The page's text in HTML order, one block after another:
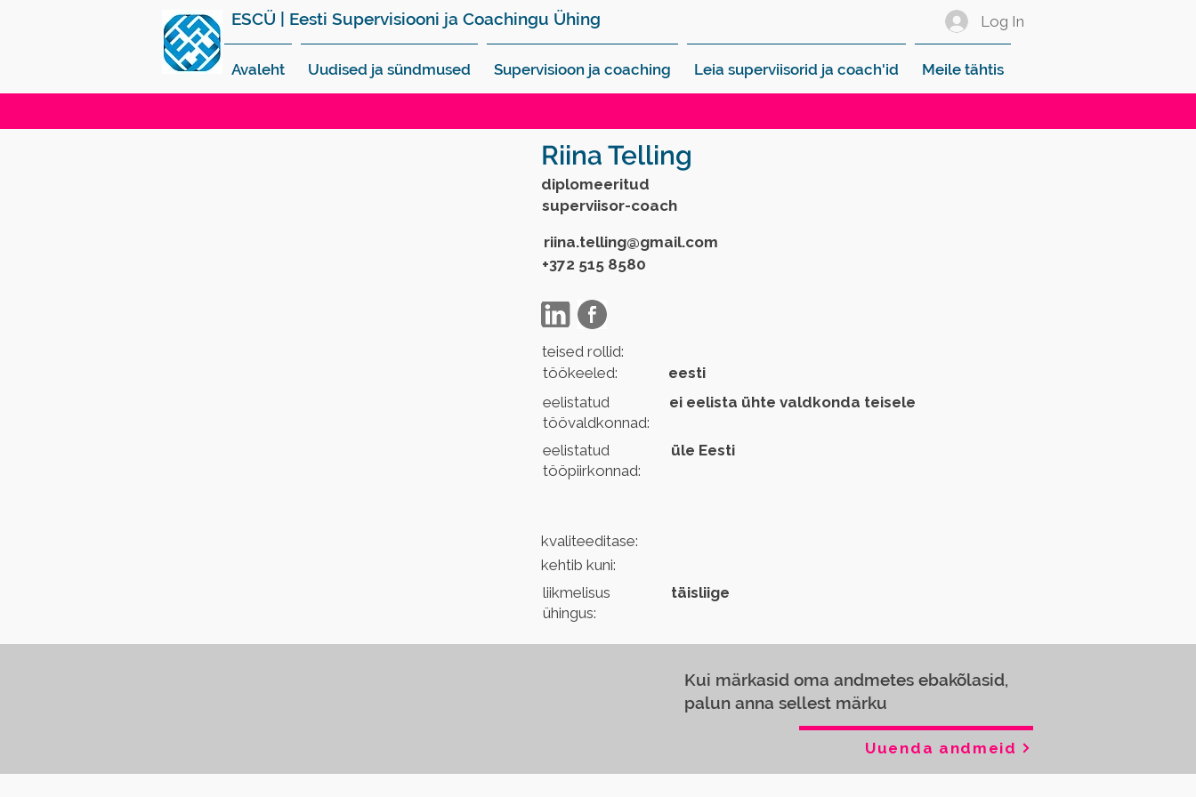
ESCÜ | Eesti Supervisiooni ja Coachingu Ühing Log In
Avaleht Uudised ja sündmused Supervisioon ja coaching Leia superviisorid ja coach'id Meile tähtis
Riina Telling
diplomeeritud
superviisor-coach
riina.telling@gmail.com
+372 515 8580
teised rollid:
töökeeled:
eesti
eelistatud
töövaldkonnad:
ei eelista ühte valdkonda teisele
eelistatud
tööpiirkonnad:
üle Eesti
kvaliteeditase:
kehtib kuni:
liikmelisus
ühingus:
täisliige
Kui märkasid oma andmetes ebakõlasid,
palun anna sellest märku
Uuenda andmeid